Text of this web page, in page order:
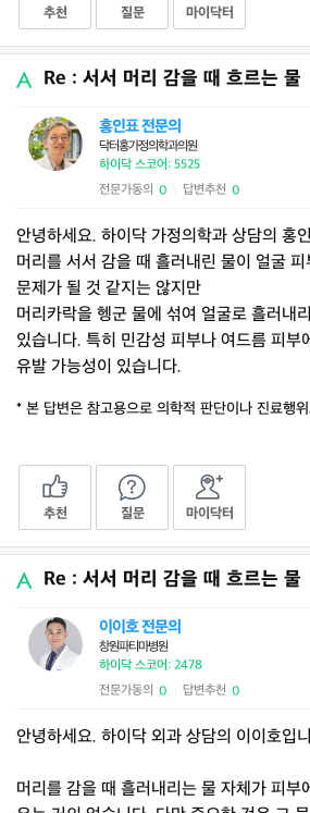
추천 질문 마이닥터
Re : 서서 머리 감을 때 흐르는 물
홍인표 전문의
닥터홍가정의학과의원
하이닥 스코어: 5525
전문가동의 0 답변추천 0
안녕하세요. 하이닥 가정의학과 상담의 홍
머리를 서서 감을 때 흘러내린 물이 얼굴
문제가 될 것 같지는 않지만
머리카락을 헹군 물에 섞여 얼굴로 흘러내
있습니다. 특히 민감성 피부나 여드름 피부
유발 가능성이 있습니다.
* 본 답변은 참고용으로 의학적 판단이나 진료행
추천 질문 마이닥터
Re : 서서 머리 감을 때 흐르는 물
이이호 전문의
창원파티마병원
하이닥 스코어: 2478
전문가동의 0 답변추천 0
안녕하세요. 하이닥 외과 상담의 이이호입
머리를 감을 때 흘러내리는 물 자체가 피부